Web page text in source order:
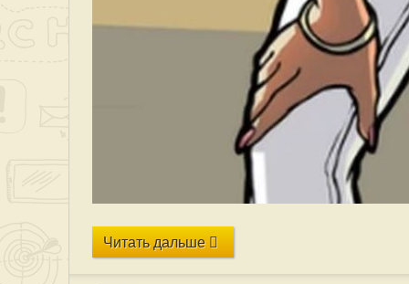
Читать дальше